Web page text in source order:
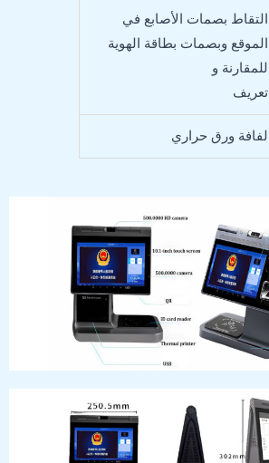
التقاط بصمات الأصابع في
الموقع وبصمات بطاقة الهوية
للمقارنة و
تعريف
لفافة ورق حراري